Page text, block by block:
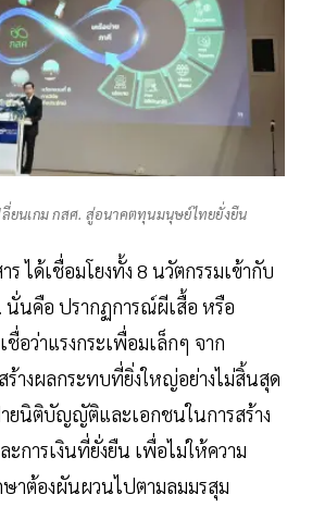
ยนเกม กสศ. สู่อนาคตทุนมนุษย์ไทยยั่งยืน
ร ได้เชื่อมโยงทั้ง 8 นวัตกรรมเข้ากับ
นคือ ปรากฏการณ์ผีเสื้อ หรือ
อว่าแรงกระเพื่อมเล็กๆ จาก
ร้างผลกระทบที่ยิ่งใหญ่อย่างไม่สิ้นสุด
ยนิติบัญญัติและเอกชนในการสร้าง
การเงินที่ยั่งยืน เพื่อไม่ให้ความ
ษาต้องผันผวนไปตามลมมรสุม